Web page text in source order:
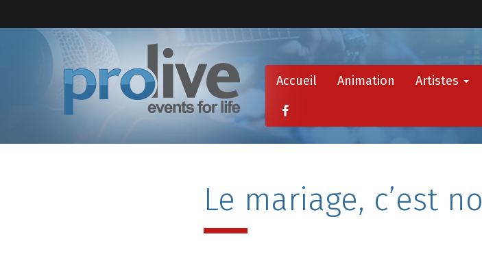
Accueil Animation Artistes
Le mariage, c’est